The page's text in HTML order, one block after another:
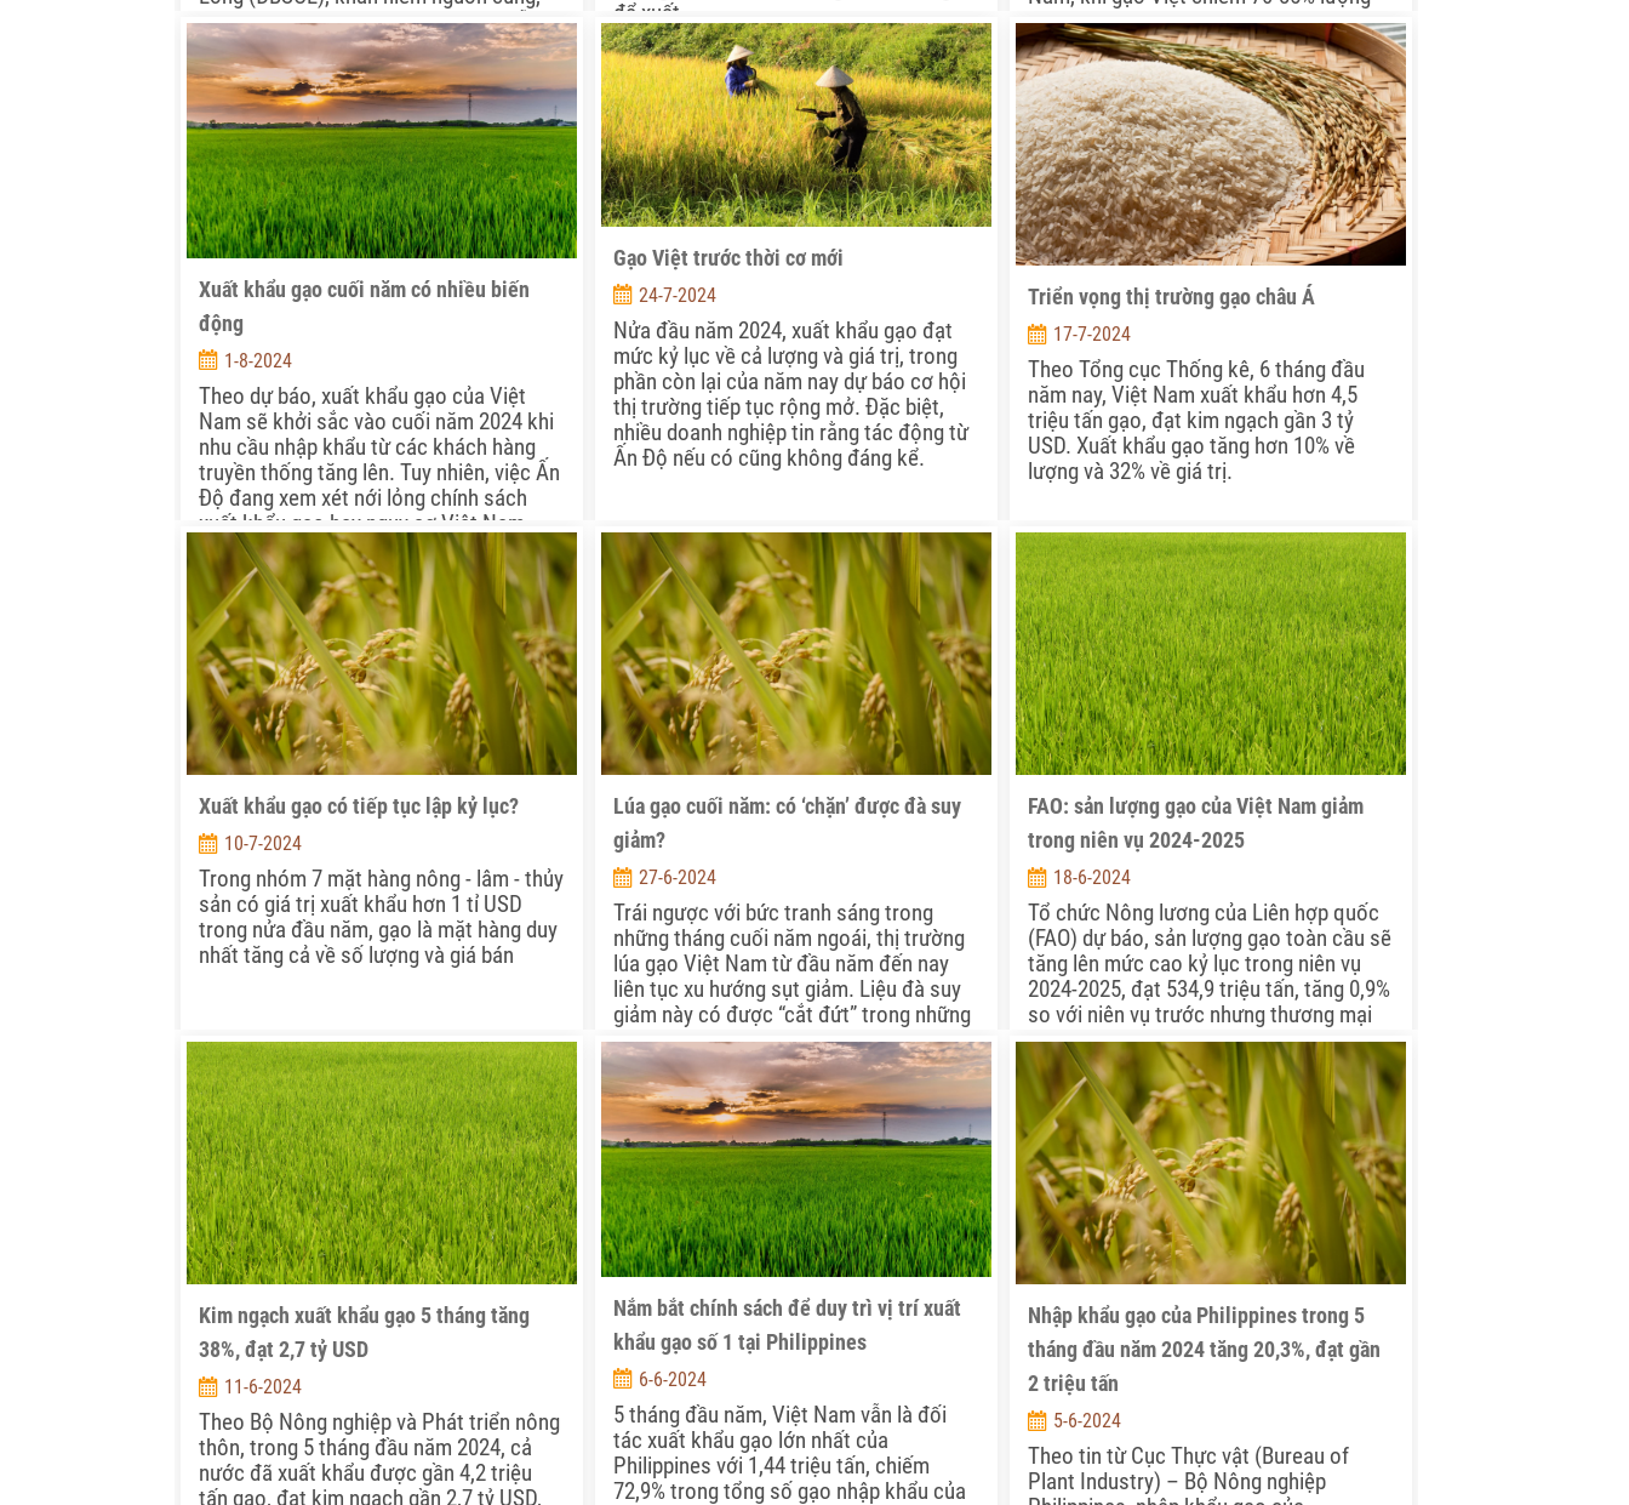
giá tăng cao đã xảy ra. Nhưng với diễn
biến hiện nay, kịch bản của năm 2023 có
lặp lại trong những tháng cuối năm hay
không?
để xuất.
gạo nhập khẩu của các quốc gia này.
Mặc dù, gạo Thái Lan đã rất quyết liệt
trong đấu thầu hoặc tìm đơn hàng,
nhưng chỉ chiếm được 10-20% thị phần
tại đây…
Xuất khẩu gạo cuối năm có nhiều biến
động
1-8-2024
Theo dự báo, xuất khẩu gạo của Việt
Nam sẽ khởi sắc vào cuối năm 2024 khi
nhu cầu nhập khẩu từ các khách hàng
truyền thống tăng lên. Tuy nhiên, việc Ấn
Độ đang xem xét nới lỏng chính sách
xuất khẩu gạo hay nguy cơ Việt Nam
không có đủ gạo xuất khẩu đang được
xem là những yếu tố có thể khiến thị
trường xuất khẩu gạo cuối năm 2024 có
nhiều biến động…
Gạo Việt trước thời cơ mới
24-7-2024
Nửa đầu năm 2024, xuất khẩu gạo đạt
mức kỷ lục về cả lượng và giá trị, trong
phần còn lại của năm nay dự báo cơ hội
thị trường tiếp tục rộng mở. Đặc biệt,
nhiều doanh nghiệp tin rằng tác động từ
Ấn Độ nếu có cũng không đáng kể.
Triển vọng thị trường gạo châu Á
17-7-2024
Theo Tổng cục Thống kê, 6 tháng đầu
năm nay, Việt Nam xuất khẩu hơn 4,5
triệu tấn gạo, đạt kim ngạch gần 3 tỷ
USD. Xuất khẩu gạo tăng hơn 10% về
lượng và 32% về giá trị.
Xuất khẩu gạo có tiếp tục lập kỷ lục?
10-7-2024
Trong nhóm 7 mặt hàng nông - lâm - thủy
sản có giá trị xuất khẩu hơn 1 tỉ USD
trong nửa đầu năm, gạo là mặt hàng duy
nhất tăng cả về số lượng và giá bán
Lúa gạo cuối năm: có ‘chặn’ được đà suy
giảm?
27-6-2024
Trái ngược với bức tranh sáng trong
những tháng cuối năm ngoái, thị trường
lúa gạo Việt Nam từ đầu năm đến nay
liên tục xu hướng sụt giảm. Liệu đà suy
giảm này có được “cắt đứt” trong những
tháng cuối năm nay hay không?
FAO: sản lượng gạo của Việt Nam giảm
trong niên vụ 2024-2025
18-6-2024
Tổ chức Nông lương của Liên hợp quốc
(FAO) dự báo, sản lượng gạo toàn cầu sẽ
tăng lên mức cao kỷ lục trong niên vụ
2024-2025, đạt 534,9 triệu tấn, tăng 0,9%
so với niên vụ trước nhưng thương mại
gạo toàn cầu sẽ tiếp tục giảm. Với Việt
Nam, sản lượng sản xuất và xuất khẩu
mặt hàng này đều suy giảm trong niên vụ
mới.
Kim ngạch xuất khẩu gạo 5 tháng tăng
38%, đạt 2,7 tỷ USD
11-6-2024
Theo Bộ Nông nghiệp và Phát triển nông
thôn, trong 5 tháng đầu năm 2024, cả
nước đã xuất khẩu được gần 4,2 triệu
tấn gạo, đạt kim ngạch gần 2,7 tỷ USD,
Nắm bắt chính sách để duy trì vị trí xuất
khẩu gạo số 1 tại Philippines
6-6-2024
5 tháng đầu năm, Việt Nam vẫn là đối
tác xuất khẩu gạo lớn nhất của
Philippines với 1,44 triệu tấn, chiếm
72,9% trong tổng số gạo nhập khẩu của
Nhập khẩu gạo của Philippines trong 5
tháng đầu năm 2024 tăng 20,3%, đạt gần
2 triệu tấn
5-6-2024
Theo tin từ Cục Thực vật (Bureau of
Plant Industry) – Bộ Nông nghiệp